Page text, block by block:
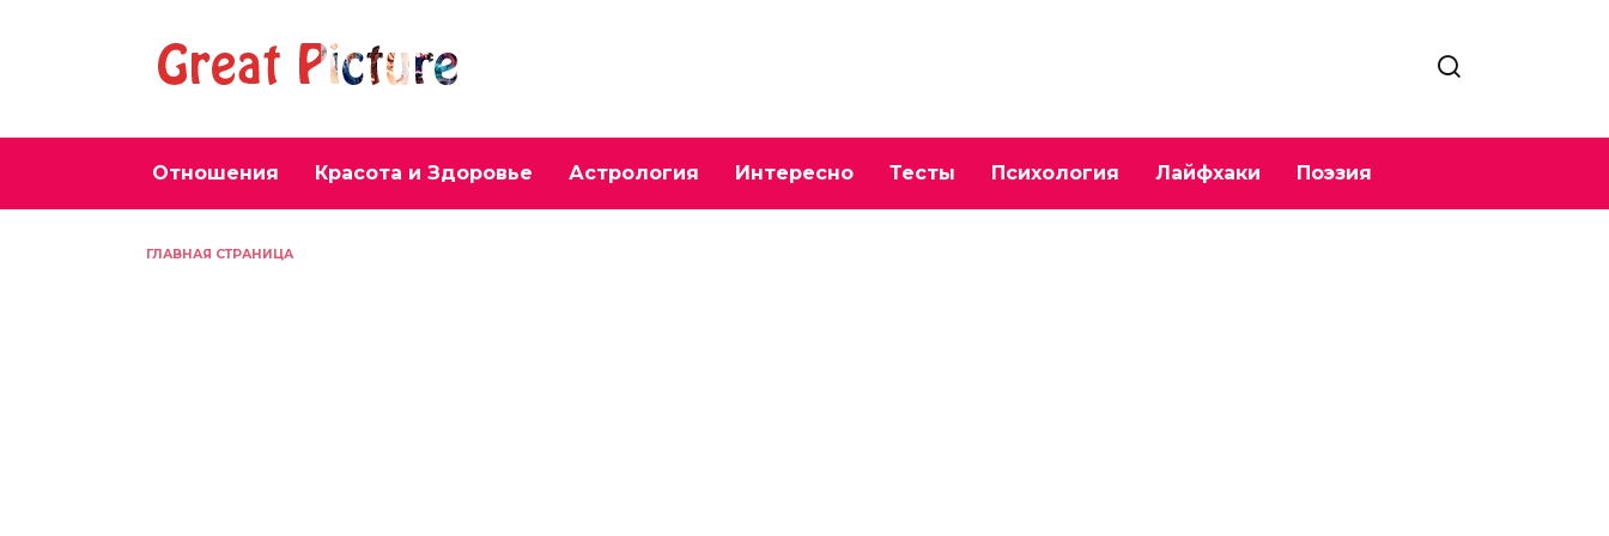
Отношения Красота и Здоровье Астрология Интересно Тесты Психология Лайфхаки Поэзия
ГЛАВНАЯ СТРАНИЦА